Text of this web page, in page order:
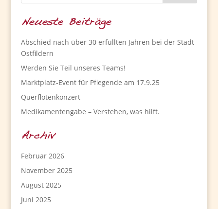
Neueste Beiträge
Abschied nach über 30 erfüllten Jahren bei der Stadt
Ostfildern
Werden Sie Teil unseres Teams!
Marktplatz-Event für Pflegende am 17.9.25
Querflötenkonzert
Medikamentengabe – Verstehen, was hilft.
Archiv
Februar 2026
November 2025
August 2025
Juni 2025